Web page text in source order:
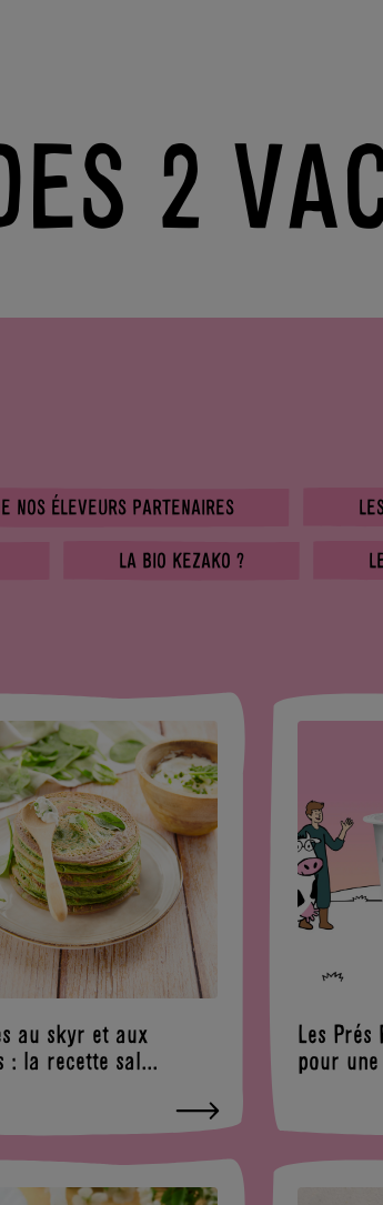
2
NOS ÉLEVEURS PARTENAIRES
LA BIO KEZAKO ?
au skyr et aux
: la recette sal...
Les Prés
pour